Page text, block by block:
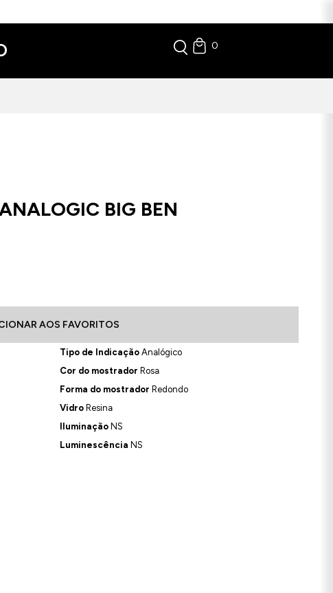
0
BIG BEN
AOS FAVORITOS
Tipo de IndicaçãoAnalógico
Cor do mostrador Rosa
Forma do mostrador Redondo
VidroResina
IluminaçãoNS
Luminescência NS